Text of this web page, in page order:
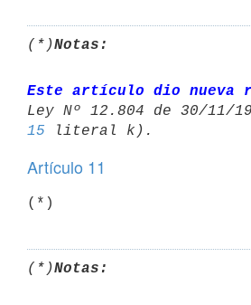
(*)Notas:
Este artículo dio nueva
15
Artículo 11
(*)Notas: